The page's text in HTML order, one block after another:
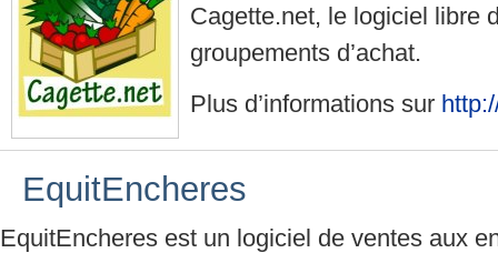
Cagette.net, le logiciel libre
groupements d’achat.
Plus d’informations sur
EquitEncheres
EquitEncheres est un logiciel de ventes aux